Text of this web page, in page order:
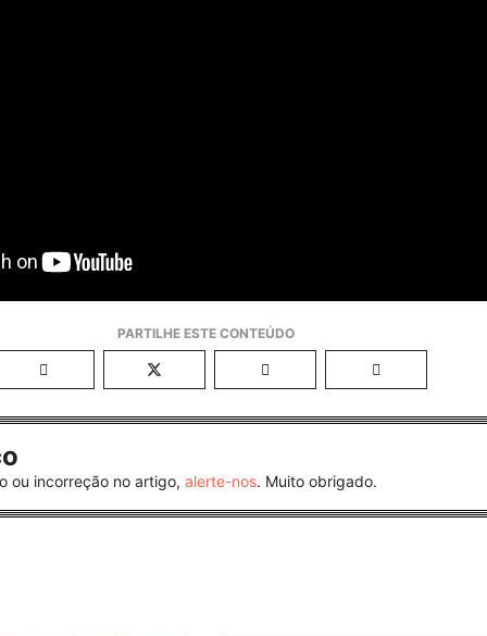
ou incorreção no artigo,alerte-nos. Muito obrigado.